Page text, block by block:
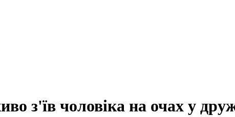
з'їв чоловіка на очах у